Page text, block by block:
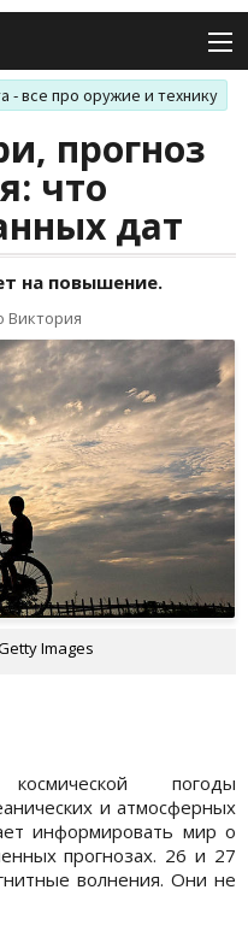
- все про оружие и технику
прогноз
что
дат
на повышение.
Виктория
Images
погоды
и атмосферных
информировать мир о
прогнозах. 26 и 27
волнения. Они не